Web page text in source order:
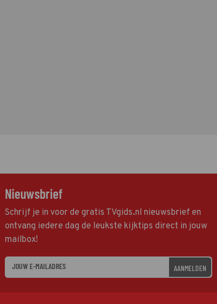
Nieuwsbrief
Schrijf je in voor de gratis TVgids.nl nieuwsbrief en
ontvang iedere dag de leukste kijktips direct in jouw
mailbox!
AANMELDEN